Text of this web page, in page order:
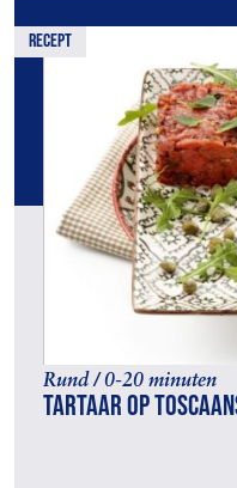
recept
Rund / 0-20 minuten
Tartaar op